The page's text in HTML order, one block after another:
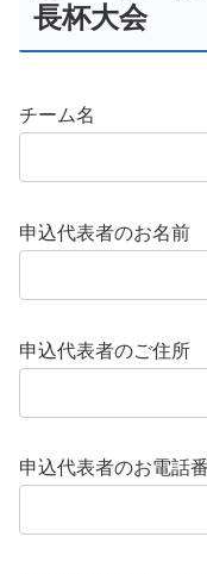
長杯大会
チーム名
申込代表者のお名前
申込代表者のご住所
申込代表者のお電話